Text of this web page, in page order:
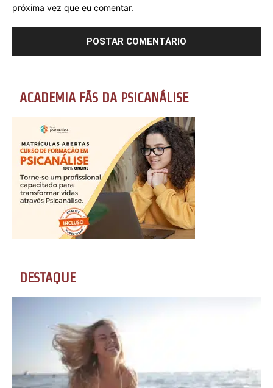
próxima vez que eu comentar.
ACADEMIA FÃS DA PSICANÁLISE
DESTAQUE